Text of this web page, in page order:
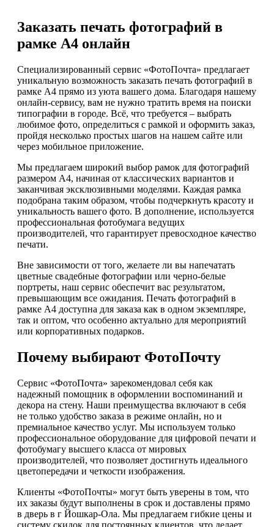
Заказать печать фотографий в
рамке А4 онлайн
Специализированный сервис «ФотоПочта» предлагает
уникальную возможность заказать печать фотографий в
рамке А4 прямо из уюта вашего дома. Благодаря нашему
онлайн-сервису, вам не нужно тратить время на поиски
типографии в городе. Всё, что требуется – выбрать
любимое фото, определиться с рамкой и оформить заказ,
пройдя несколько простых шагов на нашем сайте или
через мобильное приложение.
Мы предлагаем широкий выбор рамок для фотографий
размером А4, начиная от классических вариантов и
заканчивая эксклюзивными моделями. Каждая рамка
подобрана таким образом, чтобы подчеркнуть красоту и
уникальность вашего фото. В дополнение, используется
профессиональная фотобумага ведущих
производителей, что гарантирует превосходное качество
печати.
Вне зависимости от того, желаете ли вы напечатать
цветные свадебные фотографии или черно-белые
портреты, наш сервис обеспечит вас результатом,
превышающим все ожидания. Печать фотографий в
рамке А4 доступна для заказа как в одном экземпляре,
так и оптом, что особенно актуально для мероприятий
или корпоративных подарков.
Почему выбирают ФотоПочту
Сервис «ФотоПочта» зарекомендовал себя как
надежный помощник в оформлении воспоминаний и
декора на стену. Наши преимущества включают в себя
не только удобство заказа в режиме онлайн, но и
премиальное качество услуг. Мы используем только
профессиональное оборудование для цифровой печати и
фотобумагу высшего класса от мировых
производителей, что позволяет достигнуть идеального
цветопередачи и четкости изображения.
Клиенты «ФотоПочты» могут быть уверены в том, что
их заказы будут выполнены в срок и доставлены прямо
в дверь в г Йошкар-Ола. Мы предлагаем гибкие цены и